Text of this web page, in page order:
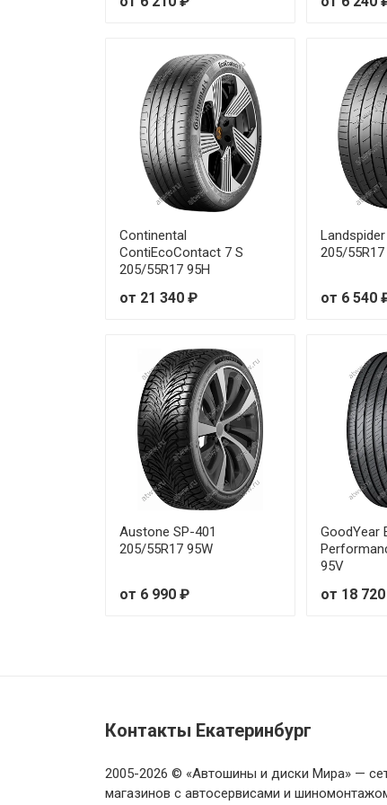
Royal Black Royal Explorer II
Royal Black Royal Explorer II
Royal Black Royal Explorer II
Royal Black Royal Explorer II
Royal Black Royal Explorer II
Royal Black Royal Explorer II
Royal Black Royal Explorer II
Royal Black Royal Explorer II
Royal Black Royal Explorer II
Royal Black Royal Explorer II
Royal Black Royal Explorer II
Royal Black Royal Explorer
Royal Black Royal Explorer
Continental
ContiEcoContact 7 S
205/55R17 95H
от 21 340 ₽
205/55R17
от 6 540
Austone SP-401
205/55R17 95W
от 6 990 ₽
GoodYear
95V
от 18
Контакты Екатеринбург
2005-2026 © «Автошины и диски Мира» —
магазинов с автосервисами и